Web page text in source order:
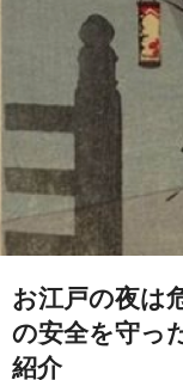
お江戸の夜は
の安全を守っ
紹介